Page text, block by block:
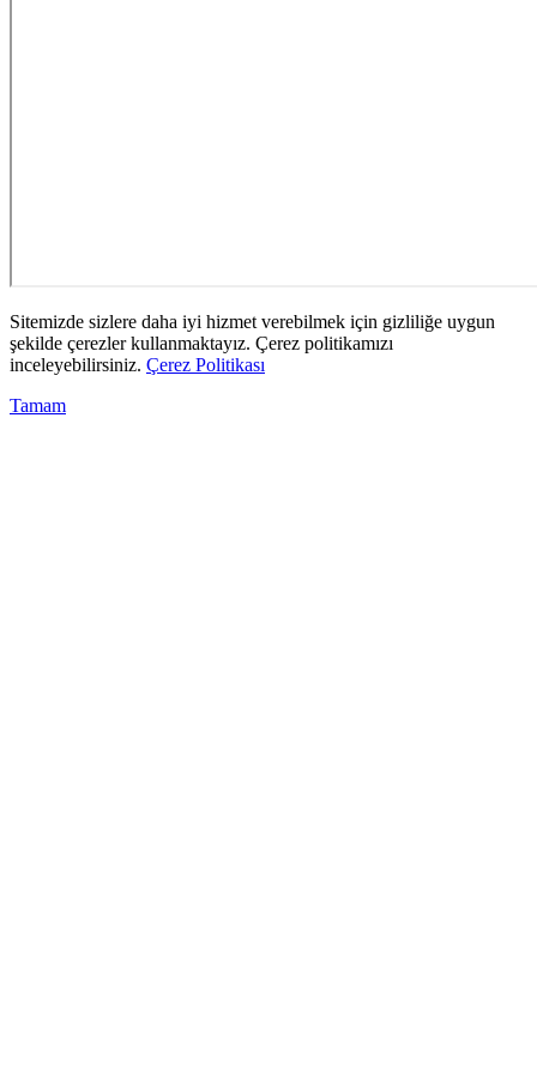
Sitemizde sizlere daha iyi hizmet verebilmek için gizliliğe uygun
şekilde çerezler kullanmaktayız. Çerez politikamızı
inceleyebilirsiniz. Çerez Politikası
Tamam